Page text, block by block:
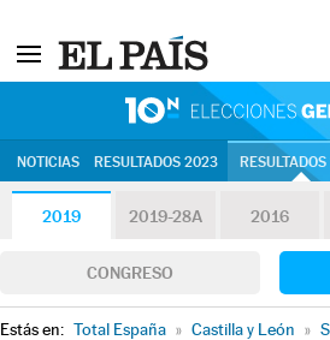
NOTICIAS RESULTADOS 2023
2019 2019-28A 2016
CONGRESO
Estás en: Total España » Castilla y León »